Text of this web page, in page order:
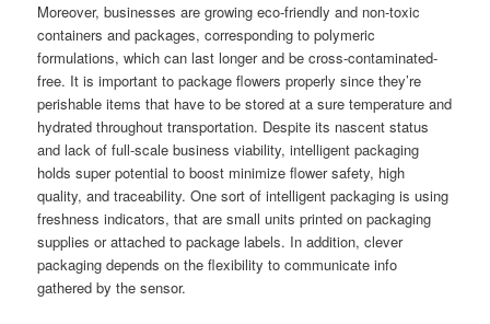
Moreover, businesses are growing eco-friendly and non-toxic
containers and packages, corresponding to polymeric
formulations, which can last longer and be cross-contaminated-
free. It is important to package flowers properly since they’re
perishable items that have to be stored at a sure temperature and
hydrated throughout transportation. Despite its nascent status
and lack of full-scale business viability, intelligent packaging
holds super potential to boost minimize flower safety, high
quality, and traceability. One sort of intelligent packaging is using
freshness indicators, that are small units printed on packaging
supplies or attached to package labels. In addition, clever
packaging depends on the flexibility to communicate info
gathered by the sensor.